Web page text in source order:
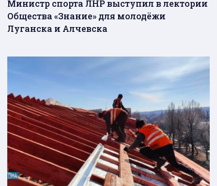
Министр спорта ЛНР выступил в лектории
Общества «Знание» для молодёжи
Луганска и Алчевска